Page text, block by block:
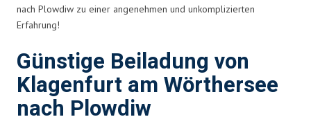
nach Plowdiw zu einer angenehmen und unkomplizierten
Erfahrung!
Günstige Beiladung von
Klagenfurt am Wörthersee
nach Plowdiw